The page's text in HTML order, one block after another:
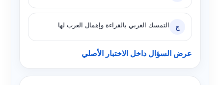
ج التمسك الغربي بالقراءة وإهمال العرب لها
عرض السؤال داخل الاختبار الأصلي